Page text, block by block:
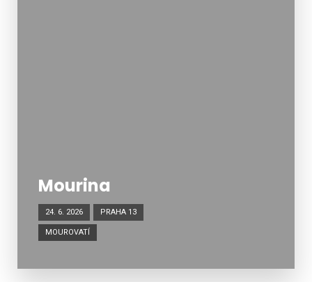
Mourina
24. 6. 2026 PRAHA 13
MOUROVATÍ